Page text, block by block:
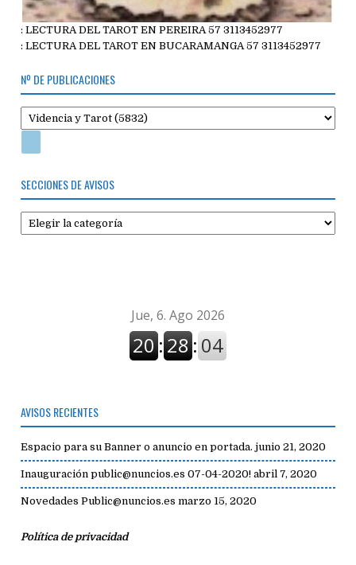
: LECTURA DEL TAROT EN PEREIRA 57 3113452977
: LECTURA DEL TAROT EN BUCARAMANGA 57 3113452977
Nº DE PUBLICACIONES
SECCIONES DE AVISOS
Secciones
de
AVISOS RECIENTES
Espacio para su Banner o anuncio en portada. junio 21, 2020
Inauguración public@nuncios.es 07-04-2020! abril 7, 2020
Novedades Public@nuncios.es marzo 15, 2020
Política de privacidad